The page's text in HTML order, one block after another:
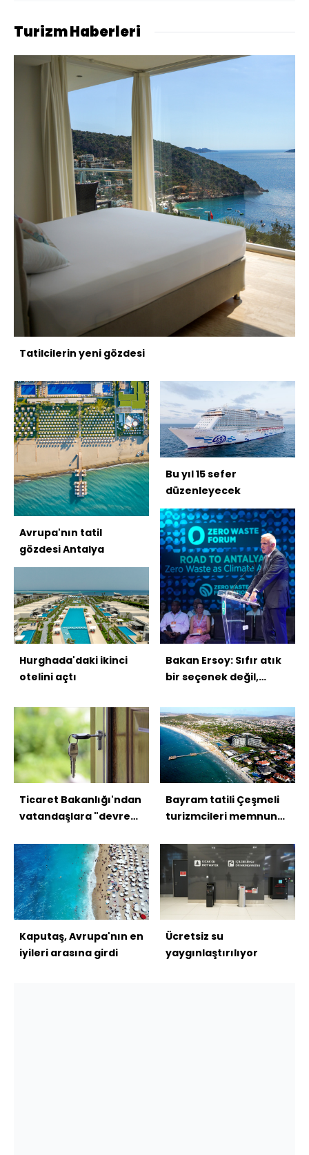
Turizm Haberleri
Tatilcilerin yeni gözdesi
Avrupa'nın tatil
gözdesi Antalya
Hurghada'daki ikinci
otelini açtı
Bu yıl 15 sefer
düzenleyecek
Bakan Ersoy: Sıfır atık
bir seçenek değil,
Ticaret Bakanlığı'ndan
vatandaşlara "devre
Bayram tatili Çeşmeli
turizmcileri memnun
Kaputaş, Avrupa'nın en
iyileri arasına girdi
Ücretsiz su
yaygınlaştırılıyor